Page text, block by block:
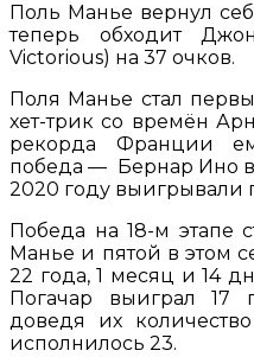
Поль Манье вернул
теперь обходит
Victorious) на 37 очков.
Поля Манье стал
хет-трик со времён
рекорда Франции
победа — Бернар Ино
2020 году выигрывали
Победа на 18-м этапе
Манье и пятой в этом
22 года, 1 месяц и 14
Погачар выиграл 17
доведя их
исполнилось 23.